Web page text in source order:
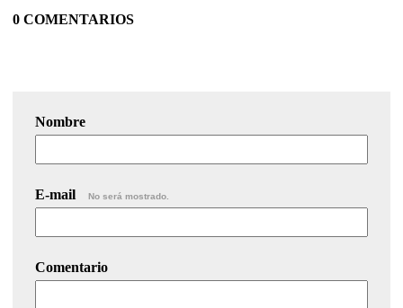
0 COMENTARIOS
Nombre
E-mail No será mostrado.
Comentario